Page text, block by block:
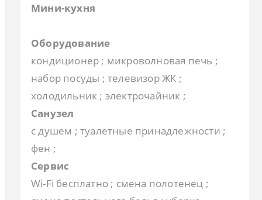
Мини-кухня
Оборудование
кондиционер ; микроволновая печь ;
набор посуды ; телевизор ЖК ;
холодильник ; электрочайник ;
Санузел
с душем ; туалетные принадлежности ;
фен ;
Сервис
Wi-Fi бесплатно ; смена полотенец ;